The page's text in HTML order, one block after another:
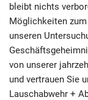
bleibt nichts
Möglichkeiten
unseren
von unserer
und vertrauen Sie
Lauschabwehr +